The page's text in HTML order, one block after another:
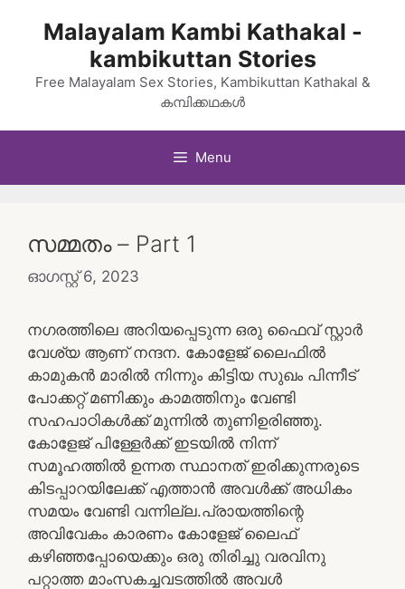
Malayalam Kambi Kathakal -
kambikuttan Stories
Free Malayalam Sex Stories, Kambikuttan Kathakal &
കമ്പിക്കഥകൾ
Menu
സമ്മതം – Part 1
ഓഗസ്റ്റ്‌ 6, 2023
നഗരത്തിലെ അറിയപ്പെടുന്ന ഒരു ഫൈവ് സ്റ്റാർ
വേശ്യ ആണ്‌ നന്ദന. കോളേജ് ലൈഫിൽ
കാമുകൻ മാരിൽ നിന്നും കിട്ടിയ സുഖം പിന്നീട്
പോക്കറ്റ് മണിക്കും കാമത്തിനും വേണ്ടി
സഹപാഠികൾക്ക് മുന്നിൽ തുണിഉരിഞ്ഞു.
കോളേജ് പിള്ളേർക്ക് ഇടയിൽ നിന്ന്
സമൂഹത്തിൽ ഉന്നത സ്ഥാനത് ഇരിക്കുന്നരുടെ
കിടപ്പാറയിലേക്ക് എത്താൻ അവൾക്ക് അധികം
സമയം വേണ്ടി വന്നില്ല.പ്രായത്തിന്റെ
അവിവേകം കാരണം കോളേജ് ലൈഫ്
കഴിഞ്ഞപ്പോയെക്കും ഒരു തിരിച്ചു വരവിനു
പറ്റാത്ത മാംസകച്ചവടത്തിൽ അവൾ